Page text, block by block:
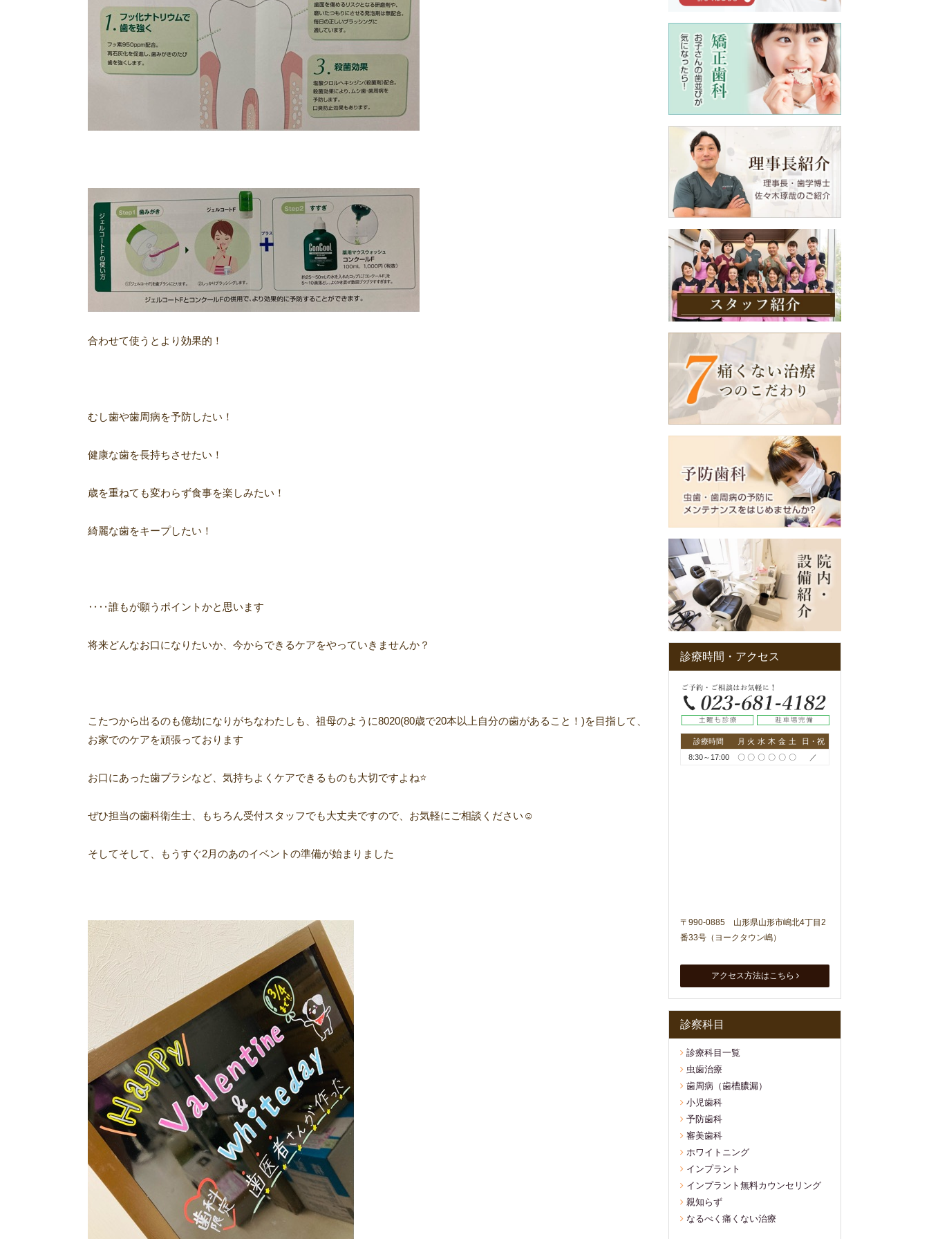
合わせて使うとより効果的！
むし歯や歯周病を予防したい！
健康な歯を長持ちさせたい！
歳を重ねても変わらず食事を楽しみたい！
綺麗な歯をキープしたい！
‥‥誰もが願うポイントかと思います
将来どんなお口になりたいか、今からできるケアをやっていきませんか？
こたつから出るのも億劫になりがちなわたしも、祖母のように8020(80歳で20本以上自分の歯があること！ )を目指して、
お家でのケアを頑張っております
お口にあった歯ブラシなど、気持ちよくケアできるものも大切ですよね⭐️
ぜひ担当の歯科衛生士、もちろん受付スタッフでも大丈夫ですので、お気軽にご相談ください☺️
そしてそして、もうすぐ2月のあのイベントの準備が始まりました
診療時間・アクセス
診療時間 月 火 水 木 金 土
日・祝
8:30～17:00
〇 〇 〇 〇 〇 〇 ／
〒990-0885 山形県山形市嶋北4丁目2
番33号（ヨークタウン嶋）
アクセス方法はこちら
診察科目
診療科目一覧
虫歯治療
歯周病（歯槽膿漏）
小児歯科
予防歯科
審美歯科
ホワイトニング
インプラント
インプラント無料カウンセリング
親知らず
なるべく痛くない治療